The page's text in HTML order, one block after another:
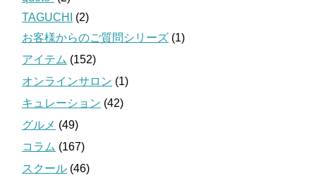
TAGUCHI
(2)
お客様からのご質問シリーズ (1)
アイテム (152)
オンラインサロン (1)
キュレーション (42)
グルメ (49)
コラム (167)
スクール (46)